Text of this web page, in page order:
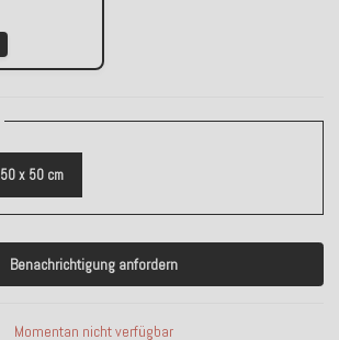
50 x 50 cm
Benachrichtigung anfordern
Momentan nicht verfügbar